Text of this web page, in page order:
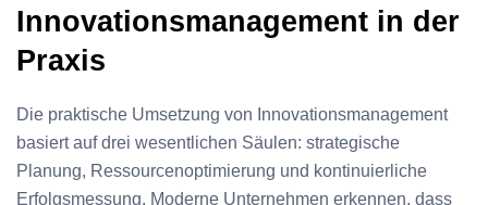
Innovationsmanagement in der
Praxis
Die praktische Umsetzung von Innovationsmanagement
basiert auf drei wesentlichen Säulen: strategische
Planung, Ressourcenoptimierung und kontinuierliche
Erfolgsmessung. Moderne Unternehmen erkennen, dass